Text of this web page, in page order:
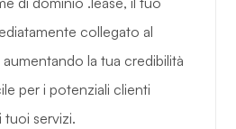
collegato al
la tua credibilità
per i potenziali clienti
tuoi servizi.